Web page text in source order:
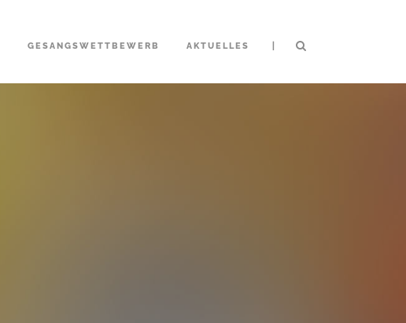
GESANGSWETTBEWERB AKTUELLES |